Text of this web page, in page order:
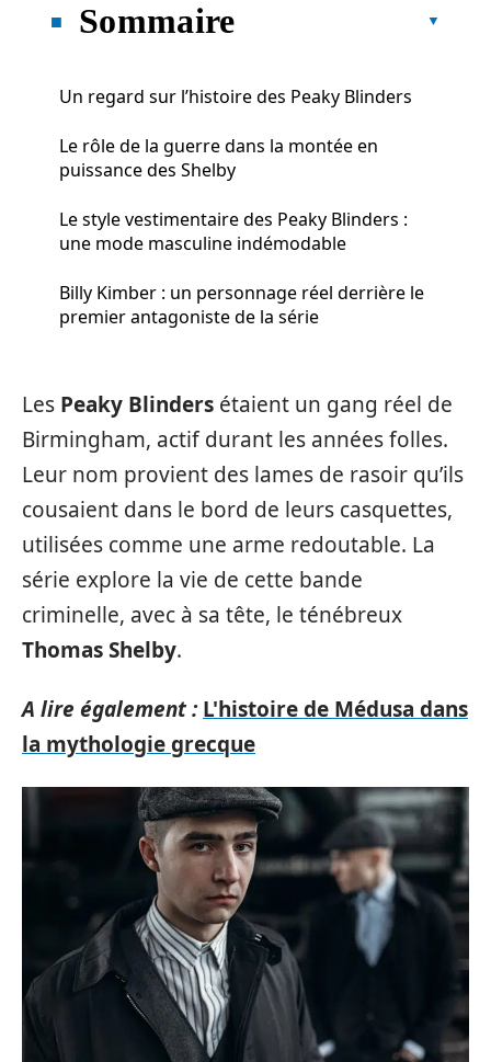
Sommaire
Un regard sur l’histoire des Peaky Blinders
Le rôle de la guerre dans la montée en
puissance des Shelby
Le style vestimentaire des Peaky Blinders :
une mode masculine indémodable
Billy Kimber : un personnage réel derrière le
premier antagoniste de la série
Les Peaky Blinders étaient un gang réel de
Birmingham, actif durant les années folles.
Leur nom provient des lames de rasoir qu’ils
cousaient dans le bord de leurs casquettes,
utilisées comme une arme redoutable. La
série explore la vie de cette bande
criminelle, avec à sa tête, le ténébreux
Thomas Shelby.
A lire également : L'histoire de Médusa dans
la mythologie grecque